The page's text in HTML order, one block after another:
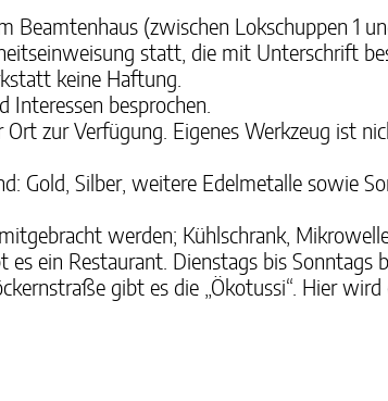
Beamtenhaus (zwischen Lokschuppen 1
statt, die mit Unterschrift
keine Haftung.
Interessen besprochen.
zur Verfügung. Eigenes Werkzeug ist
Gold, Silber, weitere Edelmetalle sowie
werden; Kühlschrank,
ein Restaurant. Dienstags bis Sonntags
gibt es die „Ökotussi“. Hier